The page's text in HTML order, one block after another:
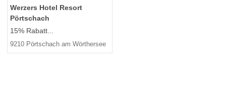
Werzers Hotel Resort
Pörtschach
15% Rabatt...
9210 Pörtschach am Wörthersee